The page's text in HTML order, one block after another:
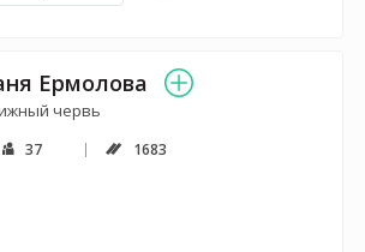
Ермолова
червь
37 1683